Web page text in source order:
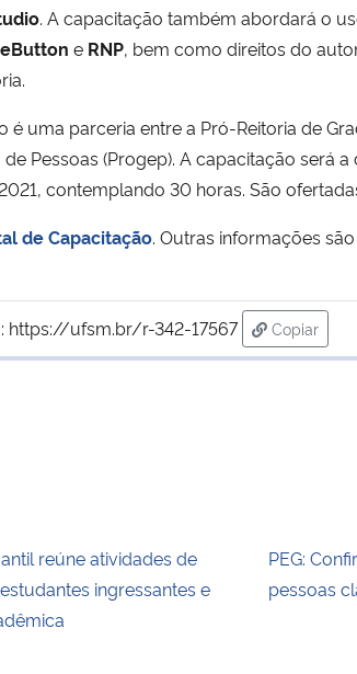
. A capacitação também abordará o
e RNP, bem como direitos do
é uma parceria entre a Pró-Reitoria de
de Pessoas (Progep). A capacitação será
contemplando 30 horas. São
de Capacitação. Outras informações
https://ufsm.br/r-342-17567
Copiar
para
reúne atividades de
ingressantes e
PEG:
pessoas